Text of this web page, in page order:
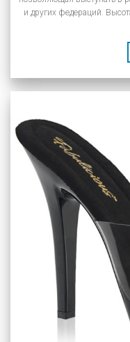
и других федераций.